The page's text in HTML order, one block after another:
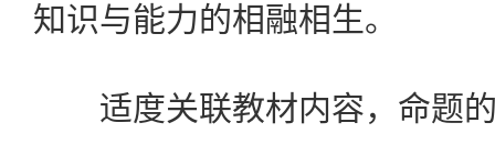
知识与能力的相融相生。
适度关联教材内容，命题的